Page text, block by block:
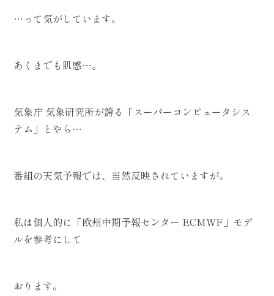
…って気がしています。
あくまでも肌感…。
気象庁 気象研究所が誇る「スーパーコンピュータシス
テム」とやら…
番組の天気予報では、当然反映されていますが。
私は個人的に「欧州中期予報センター ECMWF」モデ
ルを参考にして
おります。